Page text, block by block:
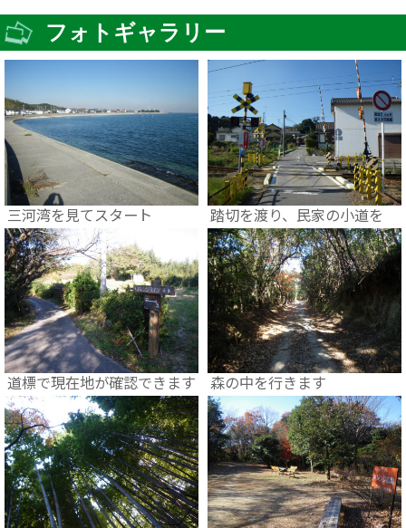
フォトギャラリー
三河湾を見てスタート 踏切を渡り、民家の小道を
道標で現在地が確認できます 森の中を行きます